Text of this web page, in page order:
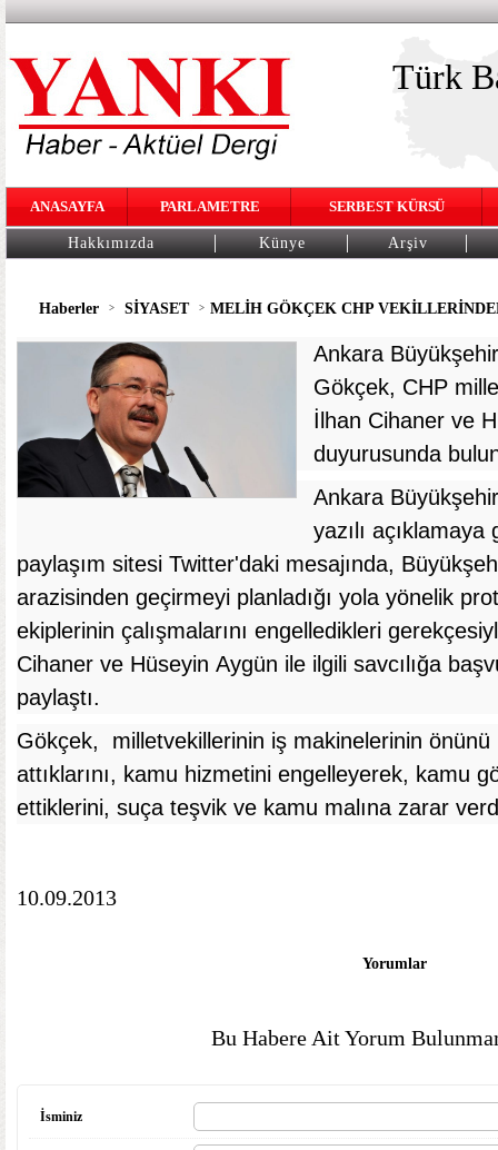
Türk
ANASAYFA PARLAMETRE SERBEST KÜRSÜ
Hakkımızda Künye Arşiv
Haberler > SİYASET > MELİH GÖKÇEK CHP
Ankara
Gökçek, CHP
İlhan Cihaner ve
duyurusunda
Ankara
yazılı
paylaşım sitesi Twitter'daki mesajında,
arazisinden geçirmeyi planladığı yola yönelik
ekiplerinin çalışmalarını engelledikleri
Cihaner ve Hüseyin Aygün ile ilgili savcılığa
paylaştı.
Gökçek, milletvekillerinin iş makinelerinin
attıklarını, kamu hizmetini engelleyerek, kamu
ettiklerini, suça teşvik ve kamu malına zarar
10.09.2013
Yorumlar
Bu Habere Ait Yorum
İsminiz